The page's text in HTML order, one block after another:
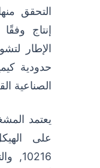
التحقق
الإطار
حدودية
الصناعية
يعتمد